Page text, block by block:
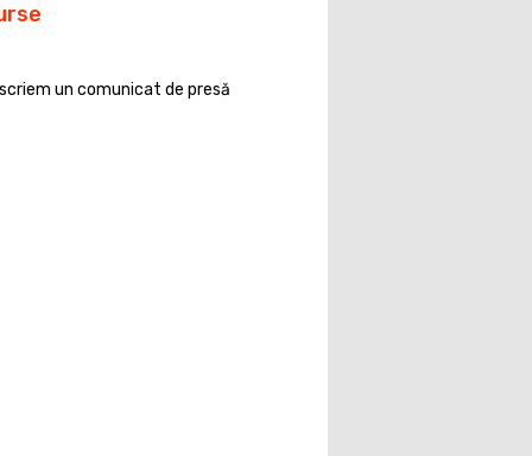
un comunicat de presă